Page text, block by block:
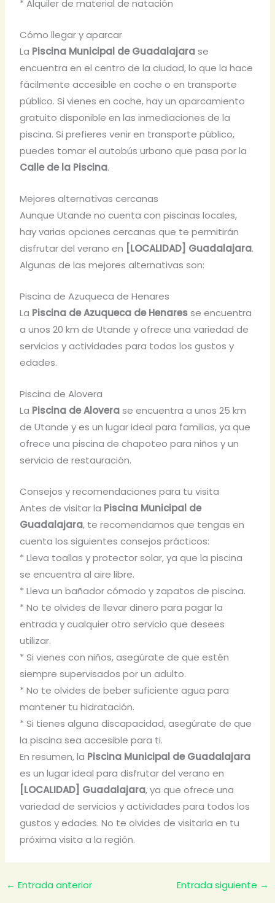
* Alquiler de material de natación
Cómo llegar y aparcar
La Piscina Municipal de Guadalajarase
encuentra en el centro de la ciudad, lo que la hace
fácilmente accesible en coche o en transporte
público. Si vienes en coche, hay un aparcamiento
gratuito disponible en las inmediaciones de la
piscina. Si prefieres venir en transporte público,
puedes tomar el autobús urbano que pasa por la
Calle de la Piscina.
Mejores alternativas cercanas
Aunque Utande no cuenta con piscinas locales,
hay varias opciones cercanas que te permitirán
disfrutar del verano en
[LOCALIDAD] Guadalajara.
Algunas de las mejores alternativas son:
Piscina de Azuqueca de Henares
La Piscina de Azuqueca de Henaresse encuentra
a unos 20 km de Utande y ofrece una variedad de
servicios y actividades para todos los gustos y
edades.
Piscina de Alovera
La Piscina de Aloverase encuentra a unos 25 km
de Utande y es un lugar ideal para familias, ya que
ofrece una piscina de chapoteo para niños y un
servicio de restauración.
Consejos y recomendaciones para tu visita
Antes de visitar la Piscina Municipal de
Guadalajara, te recomendamos que tengas en
cuenta los siguientes consejos prácticos:
* Lleva toallas y protector solar, ya que la piscina
se encuentra al aire libre.
* Lleva un bañador cómodo y zapatos de piscina.
* No te olvides de llevar dinero para pagar la
entrada y cualquier otro servicio que desees
utilizar.
* Si vienes con niños, asegúrate de que estén
siempre supervisados por un adulto.
* No te olvides de beber suficiente agua para
mantener tu hidratación.
* Si tienes alguna discapacidad, asegúrate de que
la piscina sea accesible para ti.
En resumen, la Piscina Municipal de Guadalajara
es un lugar ideal para disfrutar del verano en
[LOCALIDAD] Guadalajara, ya que ofrece una
variedad de servicios y actividades para todos los
gustos y edades. No te olvides de visitarla en tu
próxima visita a la región.
← Entrada anterior Entrada siguiente →